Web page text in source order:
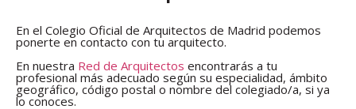
En el Colegio Oficial de Arquitectos de Madrid podemos
ponerte en contacto con tu arquitecto.
En nuestra Red de Arquitectos encontrarás a tu
profesional más adecuado según su especialidad, ámbito
geográfico, código postal o nombre del colegiado/a, si ya
lo conoces.